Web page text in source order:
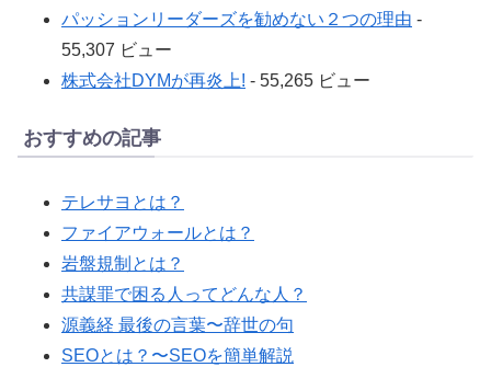
パッションリーダーズを勧めない２つの理由 -
55,307 ビュー
株式会社DYMが再炎上! - 55,265 ビュー
おすすめの記事
テレサヨとは？
ファイアウォールとは？
岩盤規制とは？
共謀罪で困る人ってどんな人？
源義経 最後の言葉〜辞世の句
SEOとは？〜SEOを簡単解説